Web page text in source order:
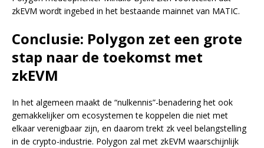
zkEVM wordt ingebed in het bestaande mainnet van MATIC.
Conclusie: Polygon zet een grote
stap naar de toekomst met
zkEVM
In het algemeen maakt de “nulkennis”-benadering het ook
gemakkelijker om ecosystemen te koppelen die niet met
elkaar verenigbaar zijn, en daarom trekt zk veel belangstelling
in de crypto-industrie. Polygon zal met zkEVM waarschijnlijk